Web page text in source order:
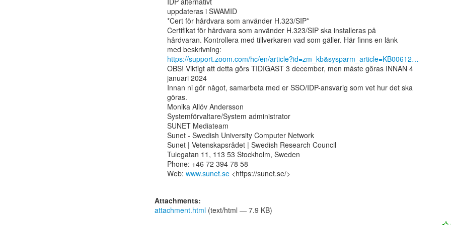
uppdateras i SWAMID
*Cert för hårdvara som använder H.323/SIP*
Certifikat för hårdvara som använder H.323/SIP ska installeras på
hårdvaran. Kontrollera med tillverkaren vad som gäller. Här finns en länk
https://support.zoom.com/hc/en/article?id=zm_kb&sysparm_article=KB00612…
OBS! Viktigt att detta görs TIDIGAST 3 december, men måste göras INNAN 4
januari 2024
Innan ni gör något, samarbeta med er SSO/IDP-ansvarig som vet hur det ska
göras.
Monika Allöv Andersson
Systemförvaltare/System administrator
SUNET Mediateam
Sunet - Swedish University Computer Network
Sunet | Vetenskapsrådet | Swedish Research Council
Tulegatan 11, 113 53 Stockholm, Sweden
Phone: +46 72 394 78 58
Web: www.sunet.se <https://sunet.se/>
Attachments:
attachment.html (text/html — 7.9 KB)